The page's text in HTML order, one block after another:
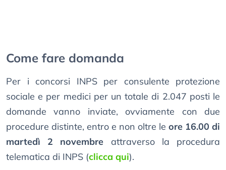
Come fare domanda
Per i concorsi INPS per consulente protezione
sociale e per medici per un totale di 2.047 posti le
domande vanno inviate, ovviamente con due
procedure distinte, entro e non oltre le ore 16.00 di
martedì 2 novembre attraverso la procedura
telematica di INPS (clicca qui).